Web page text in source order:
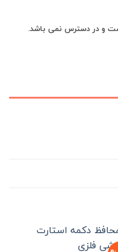
و در دسترس نمی باشد.